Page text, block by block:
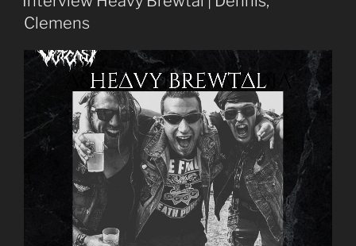
Clemens